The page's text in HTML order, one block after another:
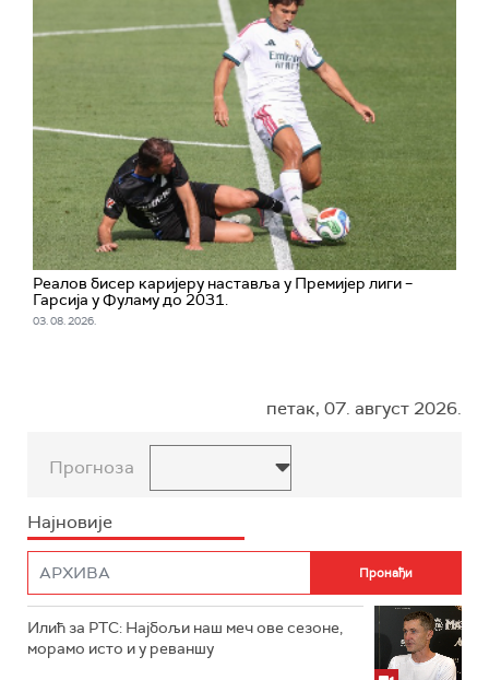
Реалов бисер каријеру наставља у Премијер лиги –
Гарсија у Фуламу до 2031.
03. 08. 2026.
петак, 07. август 2026.
Прогноза
Најновије
Илић за РТС: Најбољи наш меч ове сезоне,
морамо исто и у реваншу